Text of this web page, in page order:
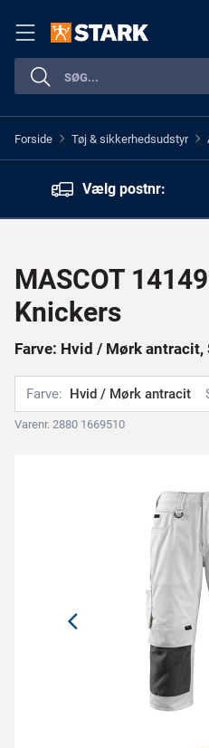
Forside > Tøj & sikkerhedsudstyr >
Vælg postnr:
MASCOT
Knickers
Farve: Hvid / Mørk antracit,
Farve: Hvid / Mørk antracit
Varenr. 2880 1669510